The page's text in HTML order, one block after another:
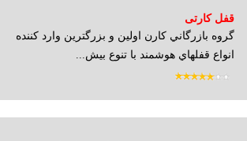
قفل کارتی
گروه بازرگاني کارن اولين و بزرگترين وارد کننده
انواع قفل‏هاي هوشمند با تنوع بيش...